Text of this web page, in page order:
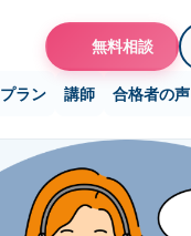
無料相談
ラン 講師 合格者の声